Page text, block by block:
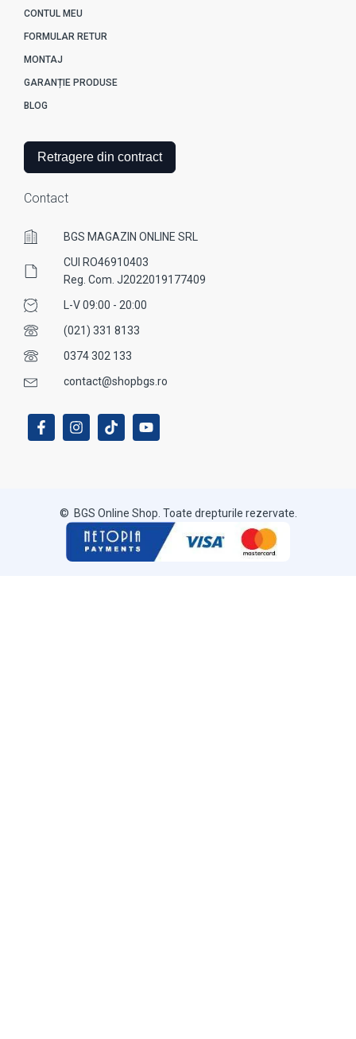
CONTUL MEU
FORMULAR RETUR
MONTAJ
GARANȚIE PRODUSE
BLOG
Retragere din contract
Contact
BGS MAGAZIN ONLINE SRL
CUI RO46910403
Reg. Com. J2022019177409
L-V 09:00 - 20:00
(021) 331 8133
0374 302 133
contact@shopbgs.ro
© BGS Online Shop. Toate drepturile rezervate.